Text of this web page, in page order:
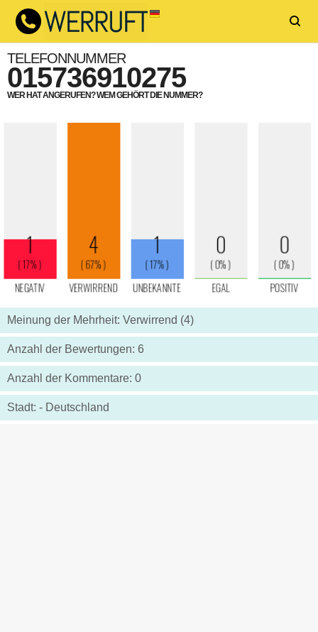
TELEFONNUMMER
015736910275
WER HAT ANGERUFEN? WEM GEHÖRT DIE NUMMER?
Meinung der Mehrheit: Verwirrend (4)
Anzahl der Bewertungen: 6
Anzahl der Kommentare: 0
Stadt: - Deutschland